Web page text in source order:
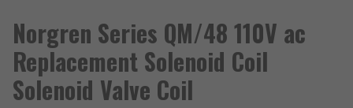
Norgren Series QM/48 110V ac
Replacement Solenoid Coil
Solenoid Valve Coil